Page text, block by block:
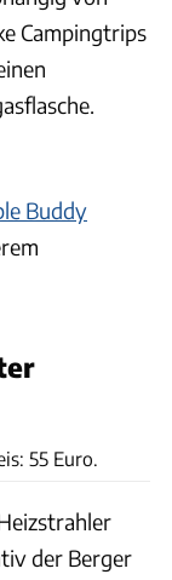
Campingtrips
Buddy
55 Euro.
der Berger